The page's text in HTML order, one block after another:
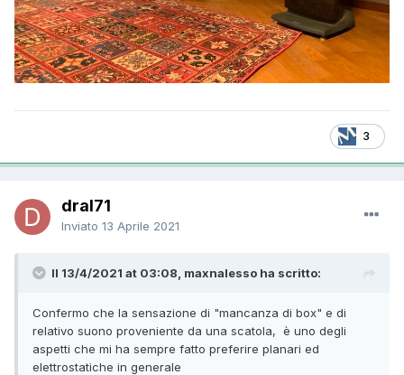
3
dral71
Inviato 13 Aprile 2021
Il 13/4/2021 at 03:08, maxnalesso ha scritto:
Confermo che la sensazione di "mancanza di box" e di
relativo suono proveniente da una scatola, è uno degli
aspetti che mi ha sempre fatto preferire planari ed
elettrostatiche in generale